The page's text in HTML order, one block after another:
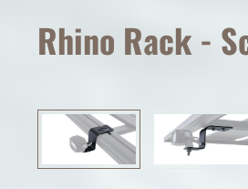
Rhino Rack -